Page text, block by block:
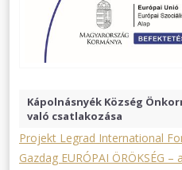
Kápolnásnyék Község
való csatlakozása
Projekt Legrad International
Gazdag EURÓPAI ÖRÖKSÉG –